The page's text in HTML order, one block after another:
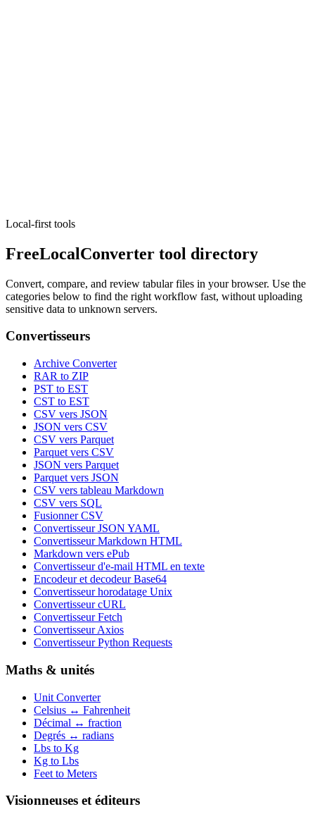
Local-first tools
FreeLocalConverter tool directory
Convert, compare, and review tabular files in your browser. Use the
categories below to find the right workflow fast, without uploading
sensitive data to unknown servers.
Convertisseurs
Archive Converter
RAR to ZIP
PST to EST
CST to EST
CSV vers JSON
JSON vers CSV
CSV vers Parquet
Parquet vers CSV
JSON vers Parquet
Parquet vers JSON
CSV vers tableau Markdown
CSV vers SQL
Fusionner CSV
Convertisseur JSON YAML
Convertisseur Markdown HTML
Markdown vers ePub
Convertisseur d'e-mail HTML en texte
Encodeur et decodeur Base64
Convertisseur horodatage Unix
Convertisseur cURL
Convertisseur Fetch
Convertisseur Axios
Convertisseur Python Requests
Maths & unités
Unit Converter
Celsius ↔ Fahrenheit
Décimal ↔ fraction
Degrés ↔ radians
Lbs to Kg
Kg to Lbs
Feet to Meters
Visionneuses et éditeurs